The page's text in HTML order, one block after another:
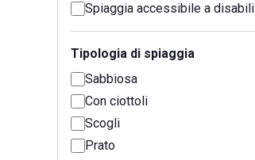
Spiaggia accessibile a disabili
Tipologia di spiaggia
Sabbiosa
Con ciottoli
Scogli
Prato